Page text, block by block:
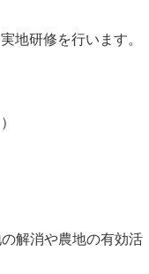
研修を行います。
解消や農地の有効活